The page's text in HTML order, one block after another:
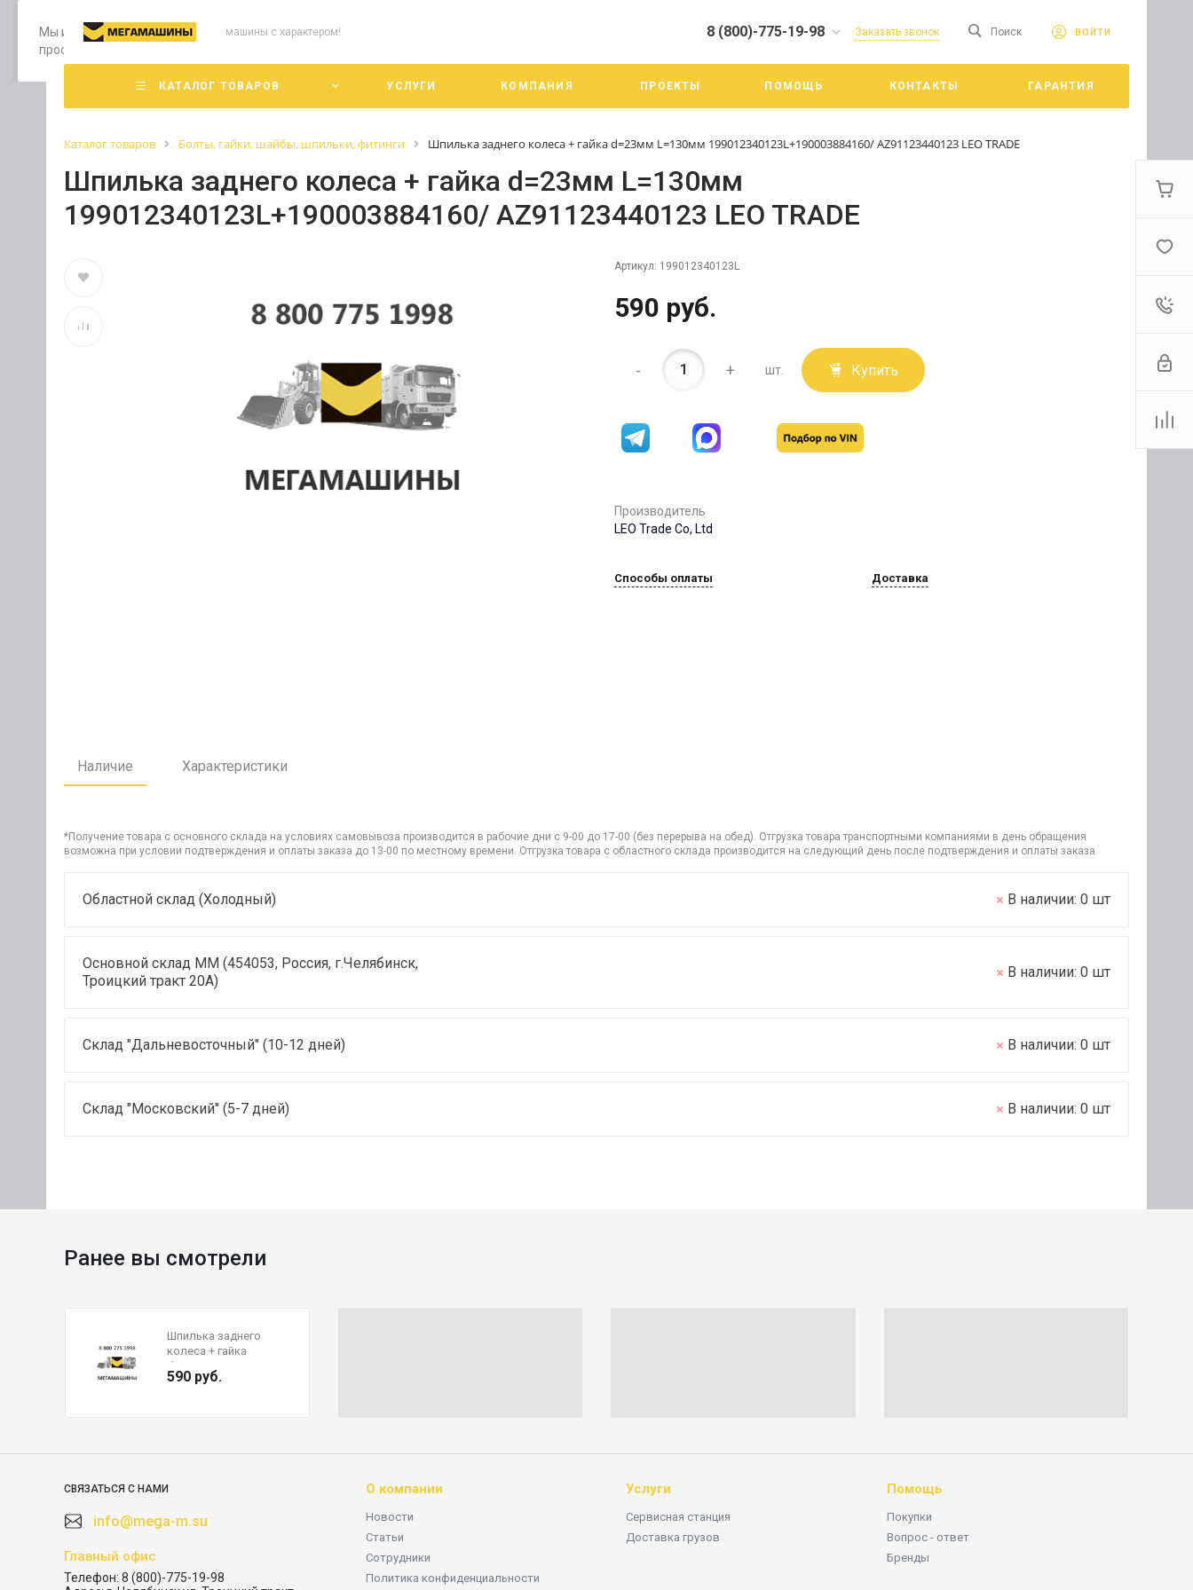
Мы используем файлы cookie, разработанные нашими специалистами и третьими лицами, для анализа событий на нашем веб-сайте. Продолжая
просмотр страниц нашего сайта, вы принимаете условия его использования. Более подробные сведения смотрите в Политике конфиденциальности
Принять
машины с характером! 8 (800)-775-19-98
г. Челябинск ул. Троицкий
тракт 20А/3
Cб-Вс: Выходной
Заказать звонок Поиск ВОЙТИ
КАТАЛОГ ТОВАРОВ УСЛУГИ КОМПАНИЯ ПРОЕКТЫ ПОМОЩЬ КОНТАКТЫ ГАРАНТИЯ
Каталог товаров Болты, гайки, шайбы, шпильки, фитинги Шпилька заднего колеса + гайка d=23мм L=130мм 199012340123L+190003884160/ AZ91123440123 LEO TRADE
Шпилька заднего колеса + гайка d=23мм L=130мм
199012340123L+190003884160/ AZ91123440123 LEO TRADE
Артикул: 199012340123L
590 руб.
- + шт. Купить
Производитель
LEO Trade Co, Ltd
Способы оплаты Доставка
Наличие Характеристики
*Получение товара с основного склада на условиях самовывоза производится в рабочие дни с 9-00 до 17-00 (без перерыва на обед). Отгрузка товара транспортными компаниями в день обращения
возможна при условии подтверждения и оплаты заказа до 13-00 по местному времени. Отгрузка товара с областного склада производится на следующий день после подтверждения и оплаты заказа.
Областной склад (Холодный) В наличии: 0 шт
Основной склад ММ (454053, Россия, г.Челябинск,
Троицкий тракт 20А)
В наличии: 0 шт
Склад "Дальневосточный" (10-12 дней) В наличии: 0 шт
Склад "Московский" (5-7 дней) В наличии: 0 шт
Ранее вы смотрели
Шпилька заднего
колеса + гайка
d=23мм L=130мм
199012340123L+19000
590 руб.
СВЯЗАТЬСЯ С НАМИ
info@mega-m.su
Главный офис
Телефон: 8 (800)-775-19-98
О компании
Новости
Статьи
Сотрудники
Политика конфиденциальности
Услуги
Сервисная станция
Доставка грузов
Помощь
Покупки
Вопрос - ответ
Бренды